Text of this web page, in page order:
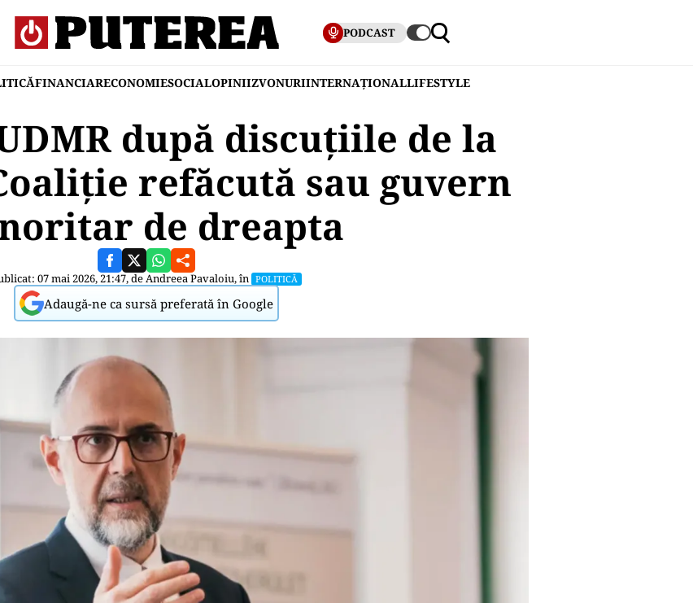
PODCAST
FINANCIARECONOMIESOCIALOPINIIZVONURIINTERNAȚIONALLIFESTYLE
după discuțiile de la
refăcută sau guvern
de dreapta
07 mai 2026, 21:47, deAndreea Pavaloiu, în POLITICĂ
Adaugă-ne ca sursă preferată în Google